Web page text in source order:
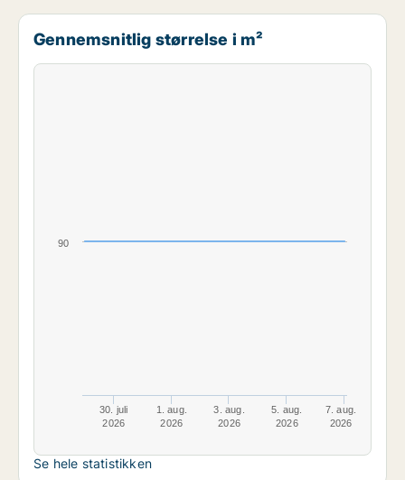
Gennemsnitlig størrelse i m²
30. juli
2026
1. aug.
2026
3. aug.
2026
5. aug.
2026
7. aug.
2026
90
Se hele statistikken